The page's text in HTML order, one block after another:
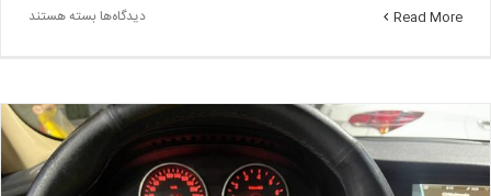
Read More دیدگاه‌ها برای
–
ساخت
کلید
ریموت
بسته هستند